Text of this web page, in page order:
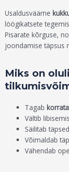
Usaldusväärne
löögikatsete
Pisarate kõrguse,
joondamise täpsus
Miks on
Tagab
Vältib
Säilitab
Võimaldab
Vähendab